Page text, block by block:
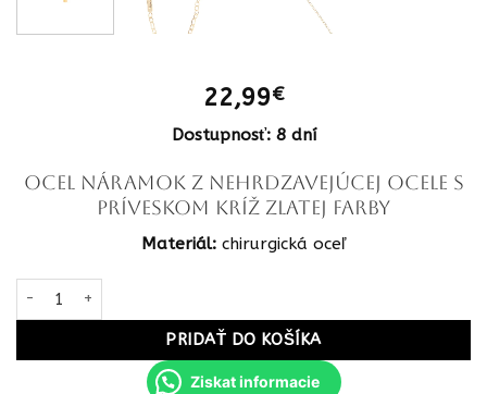
22,99€
Dostupnosť: 8 dní
OCEL Náramok z nehrdzavejúcej ocele s
príveskom kríž zlatej farby
Materiál: chirurgická oceľ
množstvo OCEL Náramok z nehrdzavejúcej ocele s príveskom
PRIDAŤ DO KOŠÍKA
Ziskat informacie